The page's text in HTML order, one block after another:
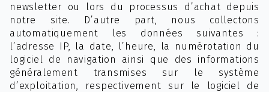
newsletter ou lors du processus d’achat depuis
notre site. D’autre part, nous collectons
automatiquement les données suivantes :
l’adresse IP, la date, l’heure, la numérotation du
logiciel de navigation ainsi que des informations
généralement transmises sur le système
d’exploitation, respectivement sur le logiciel de